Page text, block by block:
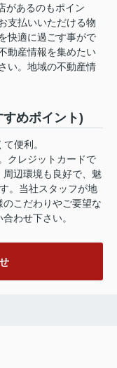
があるのもポイン
支払いいただける物
快適に過ごす事がで
動産情報を集めたい
い。地域の不動産情
めポイント)
便利。
クレジットカードで
辺環境も良好で、魅
。当社スタッフが地
こだわりやご要望な
わせ下さい。